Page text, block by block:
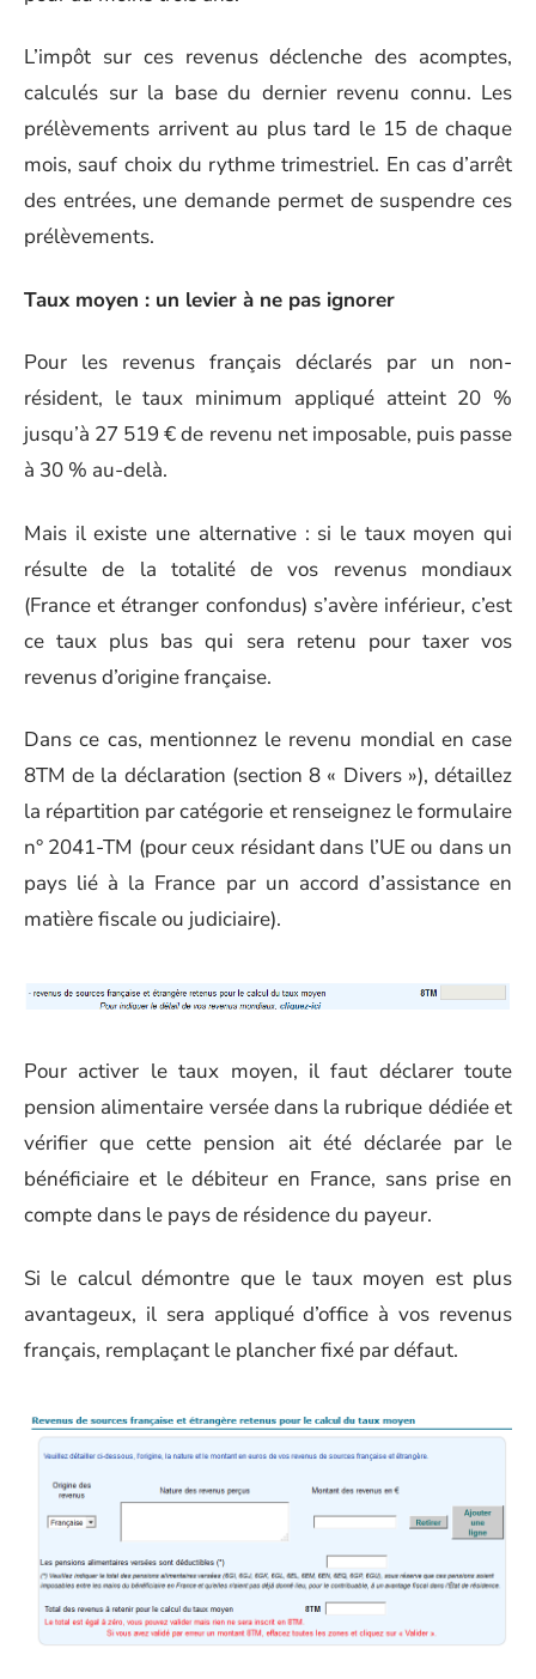
L’impôt sur ces revenus déclenche des acomptes,
calculés sur la base du dernier revenu connu. Les
prélèvements arrivent au plus tard le 15 de chaque
mois, sauf choix du rythme trimestriel. En cas d’arrêt
des entrées, une demande permet de suspendre ces
prélèvements.
Taux moyen : un levier à ne pas ignorer
Pour les revenus français déclarés par un non-
résident, le taux minimum appliqué atteint 20 %
jusqu’à 27 519 € de revenu net imposable, puis passe
à 30 % au-delà.
Mais il existe une alternative : si le taux moyen qui
résulte de la totalité de vos revenus mondiaux
(France et étranger confondus) s’avère inférieur, c’est
ce taux plus bas qui sera retenu pour taxer vos
revenus d’origine française.
Dans ce cas, mentionnez le revenu mondial en case
8TM de la déclaration (section 8 « Divers »), détaillez
la répartition par catégorie et renseignez le formulaire
n° 2041-TM (pour ceux résidant dans l’UE ou dans un
pays lié à la France par un accord d’assistance en
matière fiscale ou judiciaire).
Pour activer le taux moyen, il faut déclarer toute
pension alimentaire versée dans la rubrique dédiée et
vérifier que cette pension ait été déclarée par le
bénéficiaire et le débiteur en France, sans prise en
compte dans le pays de résidence du payeur.
Si le calcul démontre que le taux moyen est plus
avantageux, il sera appliqué d’office à vos revenus
français, remplaçant le plancher fixé par défaut.